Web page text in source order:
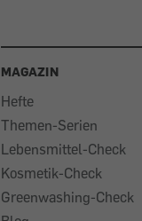
MAGAZIN
Hefte
Themen-Serien
Lebensmittel-Check
Kosmetik-Check
Greenwashing-Check